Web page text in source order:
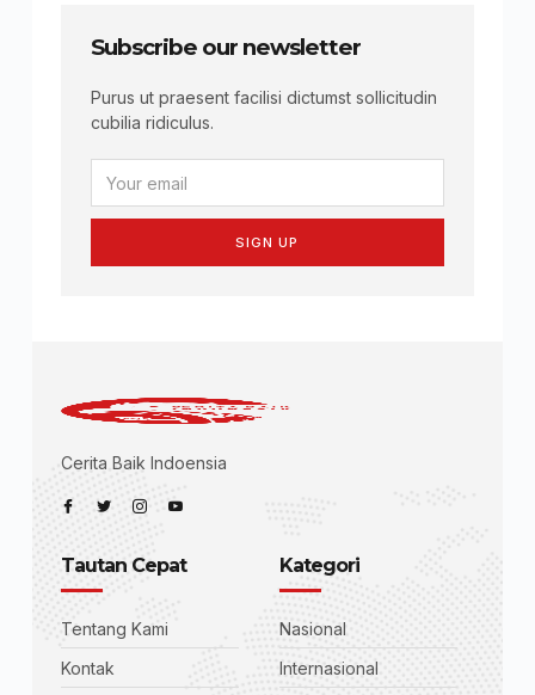
Subscribe our newsletter
Purus ut praesent facilisi dictumst sollicitudin
cubilia ridiculus.
SIGN UP
Cerita Baik Indoensia
Tautan Cepat
Tentang Kami
Kontak
Kategori
Nasional
Internasional